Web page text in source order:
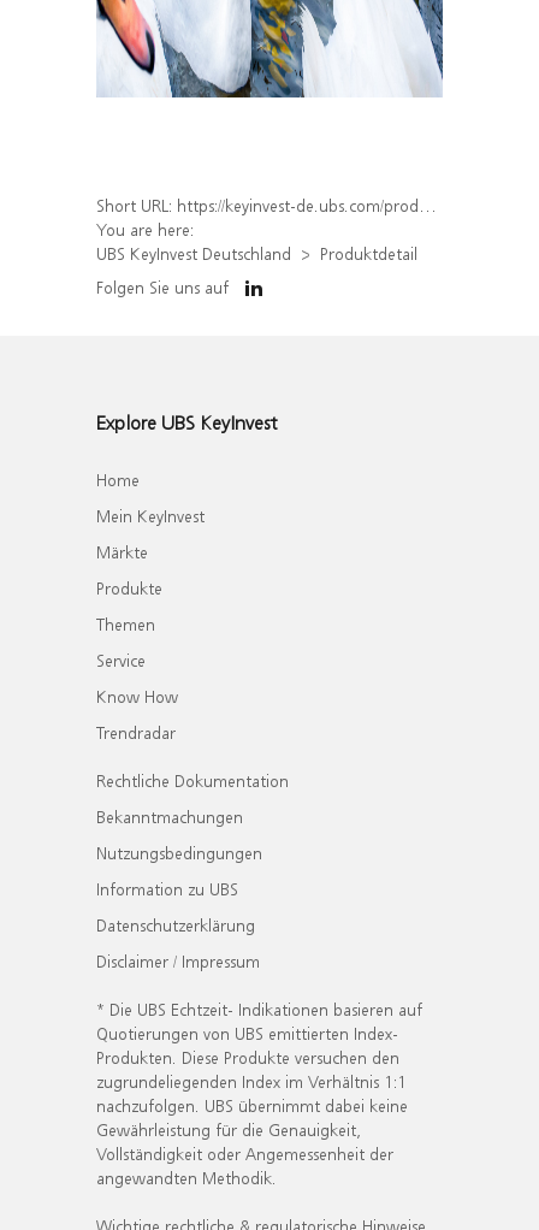
Short URL: https://keyinvest-de.ubs.com/produkt/detail/index/isin/DE000WA4Y203
You are here:
UBS KeyInvest Deutschland
Produktdetail
Folgen Sie uns auf
Explore UBS KeyInvest
Home
Mein KeyInvest
Märkte
Produkte
Themen
Service
Know How
Trendradar
Rechtliche Dokumentation
Bekanntmachungen
Nutzungsbedingungen
Information zu UBS
Datenschutzerklärung
Disclaimer / Impressum
* Die UBS Echtzeit- Indikationen basieren auf
Quotierungen von UBS emittierten Index-
Produkten. Diese Produkte versuchen den
zugrundeliegenden Index im Verhältnis 1:1
nachzufolgen. UBS übernimmt dabei keine
Gewährleistung für die Genauigkeit,
Vollständigkeit oder Angemessenheit der
angewandten Methodik.